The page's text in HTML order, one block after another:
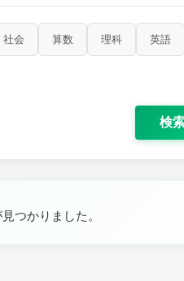
社会 算数 理科 英語
検
つかりました。
画工作 書写